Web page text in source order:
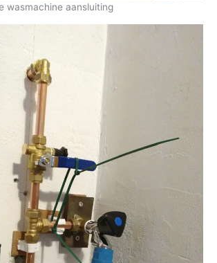
wasmachine aansluiting